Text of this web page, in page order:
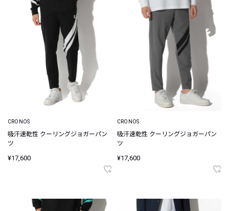
CRONOS
吸汗速乾性 クーリングジョガーパン
ツ
¥17,600
CRONOS
吸汗速乾性 クーリングジョガーパン
ツ
¥17,600